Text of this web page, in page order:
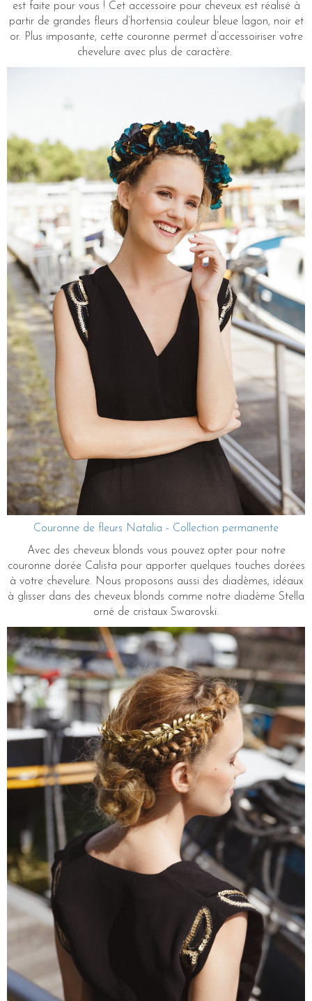
est faite pour vous ! Cet accessoire pour cheveux est réalisé à
partir de grandes fleurs d’hortensia couleur bleue lagon, noir et
or. Plus imposante, cette couronne permet d’accessoiriser votre
chevelure avec plus de caractère.
Couronne de fleurs Natalia - Collection permanente
Avec des cheveux blonds vous pouvez opter pour notre
couronne dorée Calista pour apporter quelques touches dorées
à votre chevelure. Nous proposons aussi des diadèmes, idéaux
à glisser dans des cheveux blonds comme notre diadème Stella
orné de cristaux Swarovski.